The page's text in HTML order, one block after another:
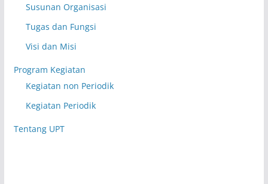
Susunan Organisasi
Tugas dan Fungsi
Visi dan Misi
Program Kegiatan
Kegiatan non Periodik
Kegiatan Periodik
Tentang UPT